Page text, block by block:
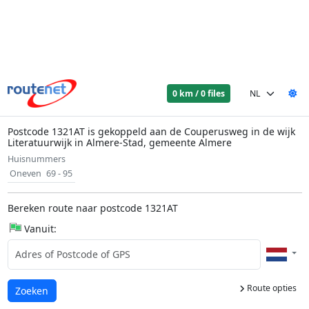
0 km / 0 files
Postcode 1321AT is gekoppeld aan de Couperusweg in de wijk
Literatuurwijk in Almere-Stad, gemeente Almere
Huisnummers
Oneven 69 - 95
Bereken route naar postcode 1321AT
Vanuit:
Route opties
Laden...
Zoeken